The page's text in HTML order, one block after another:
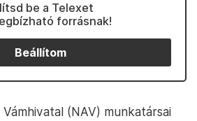
be a Telexet
forrásnak!
Beállítom
(NAV) munkatársai